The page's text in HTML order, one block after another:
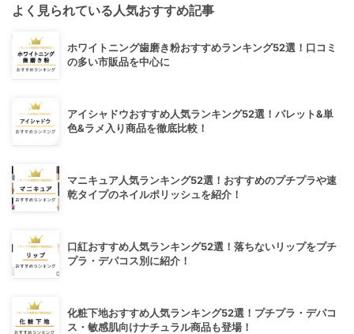
よく見られている人気おすすめ記事
ホワイトニング歯磨き粉おすすめランキング52選！口コミ
の多い市販品を中心に
アイシャドウおすすめ人気ランキング52選！パレット&単
色&ラメ入り商品を徹底比較！
マニキュア人気ランキング52選！おすすめのプチプラや速
乾タイプのネイルポリッシュを紹介！
口紅おすすめ人気ランキング52選！落ちないリップをプチ
プラ・デパコス別に紹介！
化粧下地おすすめ人気ランキング52選！プチプラ・デパコ
ス・敏感肌向けナチュラル商品も登場！